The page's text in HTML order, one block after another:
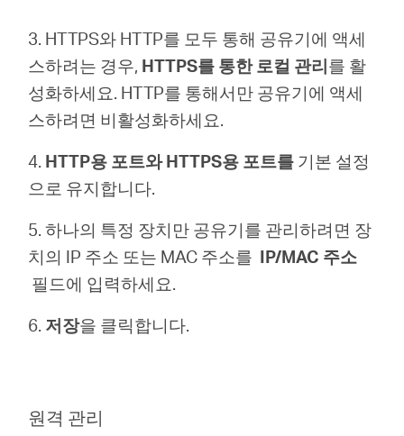
Republic
of Korea
3. HTTPS와 HTTP를 모두 통해 공유기에 액세
스하려는 경우, HTTPS를 통한 로컬 관리를 활
성화하세요. HTTP를 통해서만 공유기에 액세
스하려면 비활성화하세요.
4. HTTP용 포트와HTTPS용 포트를 기본 설정
으로 유지합니다.
5. 하나의 특정 장치만 공유기를 관리하려면 장
치의 IP 주소 또는 MAC 주소를 IP/MAC 주소
필드에 입력하세요.
6. 저장을 클릭합니다.
원격 관리